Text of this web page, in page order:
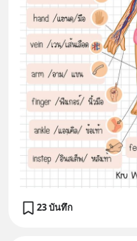
23 บันทึก